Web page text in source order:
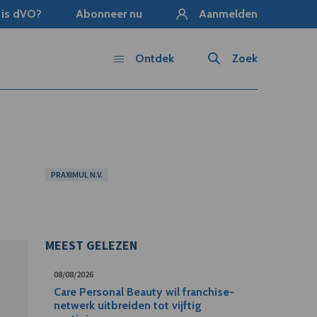
dVO? Abonneer nu Aanmelden
Zoek
Ontdek
PRAXIMUL N.V.
MEEST GELEZEN
08/08/2026
Care Personal Beauty wil franchise-
netwerk uitbreiden tot vijftig